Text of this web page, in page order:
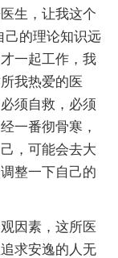
生，让我这个
己的理论知识远
一起工作，我
我热爱的医
须自救，必须
一番彻骨寒，
，可能会去大
整一下自己的
因素，这所医
求安逸的人无